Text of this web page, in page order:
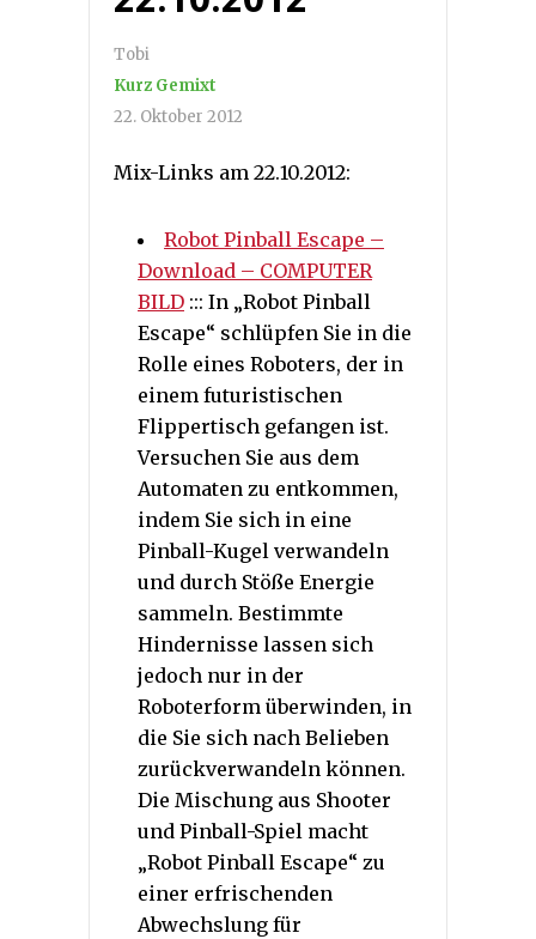
Tobi
Kurz Gemixt
22. Oktober 2012
Mix-Links am 22.10.2012:
Robot Pinball Escape –
Download – COMPUTER
BILD ::: In „Robot Pinball
Escape“ schlüpfen Sie in die
Rolle eines Roboters, der in
einem futuristischen
Flippertisch gefangen ist.
Versuchen Sie aus dem
Automaten zu entkommen,
indem Sie sich in eine
Pinball-Kugel verwandeln
und durch Stöße Energie
sammeln. Bestimmte
Hindernisse lassen sich
jedoch nur in der
Roboterform überwinden, in
die Sie sich nach Belieben
zurückverwandeln können.
Die Mischung aus Shooter
und Pinball-Spiel macht
„Robot Pinball Escape“ zu
einer erfrischenden
Abwechslung für